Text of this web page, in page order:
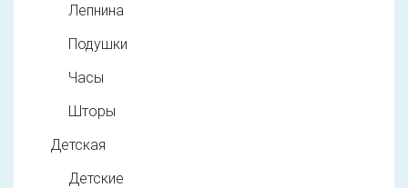
Лепнина
Подушки
Часы
Шторы
Детская
Детские